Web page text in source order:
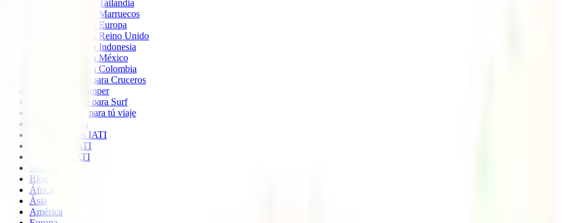
Seguro de viaje a Tailandia
Seguro de viaje a Marruecos
Seguro de viaje a Europa
Seguro de viaje a Reino Unido
Seguro de viaje a Indonesia
Seguro de viaje a México
Seguro de viaje a Colombia
Seguro de viaje para Cruceros
Seguro para Camper
Seguro de viaje para Surf
Imprescindible para tú viaje
Quiénes somos
Colaboradores IATI
Descuento IATI
Opiniones IATI
Soporte
Blog
África
Ásia
América